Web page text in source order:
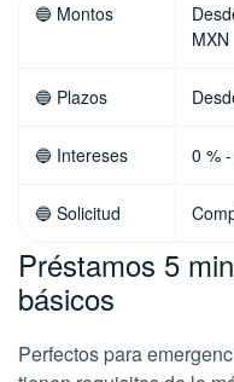
🔵 Montos
MXN
🔵 Plazos
🔵 Intereses 0 %
🔵 Solicitud
Préstamos 5
básicos
Perfectos para